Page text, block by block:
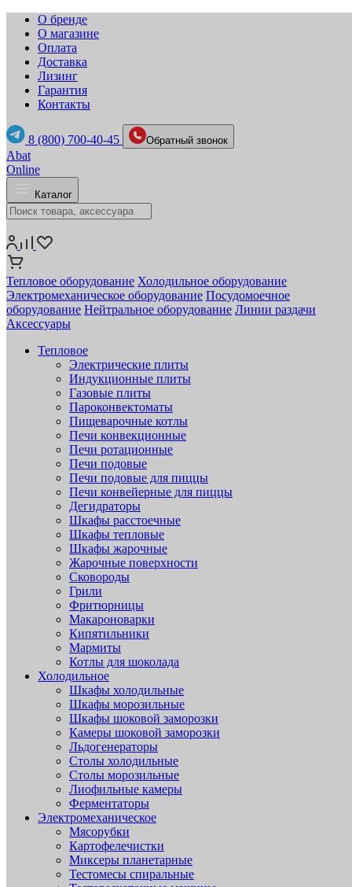
О бренде
О магазине
Оплата
Доставка
Лизинг
Гарантия
Контакты
8 (800) 700-40-45 Обратный звонок
Abat
Online
Каталог
Тепловое оборудование Холодильное оборудование
Электромеханическое оборудование Посудомоечное
оборудование Нейтральное оборудование Линии раздачи
Аксессуары
Тепловое
Электрические плиты
Индукционные плиты
Газовые плиты
Пароконвектоматы
Пищеварочные котлы
Печи конвекционные
Печи ротационные
Печи подовые
Печи подовые для пиццы
Печи конвейерные для пиццы
Дегидраторы
Шкафы расстоечные
Шкафы тепловые
Шкафы жарочные
Жарочные поверхности
Сковороды
Грили
Фритюрницы
Макароноварки
Кипятильники
Мармиты
Котлы для шоколада
Холодильное
Шкафы холодильные
Шкафы морозильные
Шкафы шоковой заморозки
Камеры шоковой заморозки
Льдогенераторы
Столы холодильные
Столы морозильные
Лиофильные камеры
Ферментаторы
Электромеханическое
Мясорубки
Картофелечистки
Миксеры планетарные
Тестомесы спиральные